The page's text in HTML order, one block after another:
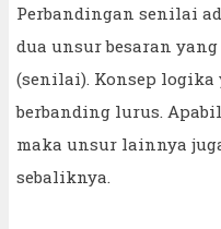
Perbandingan senilai
dua unsur besaran
(senilai). Konsep
berbanding lurus.
maka unsur lainnya
sebaliknya.